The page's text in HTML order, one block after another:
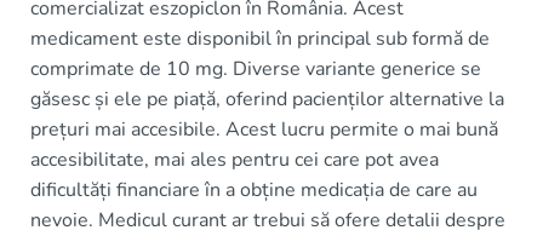
comercializat eszopiclon în România. Acest
medicament este disponibil în principal sub formă de
comprimate de 10 mg. Diverse variante generice se
găsesc și ele pe piață, oferind pacienților alternative la
prețuri mai accesibile. Acest lucru permite o mai bună
accesibilitate, mai ales pentru cei care pot avea
dificultăți financiare în a obține medicația de care au
nevoie. Medicul curant ar trebui să ofere detalii despre